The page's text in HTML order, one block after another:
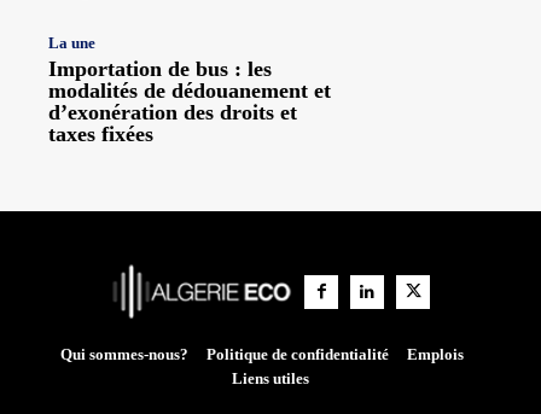
La une
Importation de bus : les
modalités de dédouanement et
d’exonération des droits et
taxes fixées
Qui sommes-nous? Politique de confidentialité
Emplois
Liens utiles